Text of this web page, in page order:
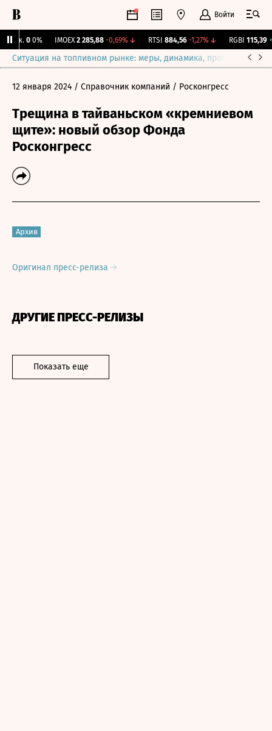
Войти
0 0% IMOEX 2 285,88 -0,69%↓ RTSI 884,56 -1,27%↓ RGBI 115,39
Ситуация на топливном рынке: меры, динамика, прогнозы
12 января 2024 / Справочник компаний / Росконгресс
Трещина в тайваньском «кремниевом
щите»: новый обзор Фонда
Росконгресс
Архив
Оригинал пресс-релиза
ДРУГИЕ ПРЕСС-РЕЛИЗЫ
Показать еще